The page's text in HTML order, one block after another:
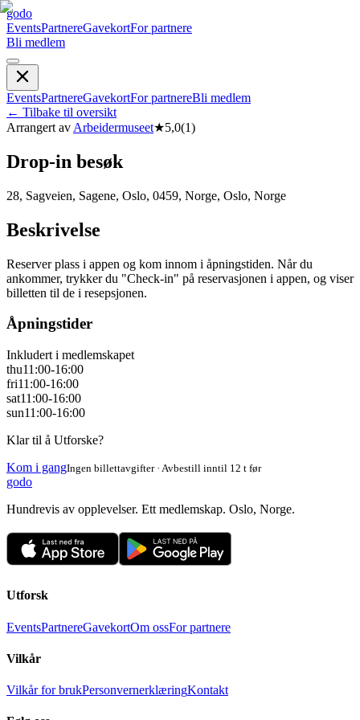
godo
EventsPartnereGavekortFor partnere
Bli medlem
EventsPartnereGavekortFor partnereBli medlem
← Tilbake til oversikt
Arrangert av Arbeidermuseet★5,0(1)
Drop-in besøk
28, Sagveien, Sagene, Oslo, 0459, Norge, Oslo, Norge
Beskrivelse
Reserver plass i appen og kom innom i åpningstiden. Når du
ankommer, trykker du "Check-in" på reservasjonen i appen, og viser
billetten til de i resepsjonen.
Åpningstider
Inkludert i medlemskapet
thu11:00-16:00
fri11:00-16:00
sat11:00-16:00
sun11:00-16:00
Klar til å Utforske?
Kom i gangIngen billettavgifter · Avbestill inntil 12 t før
godo
Hundrevis av opplevelser. Ett medlemskap. Oslo, Norge.
Utforsk
EventsPartnereGavekortOm ossFor partnere
Vilkår
Vilkår for brukPersonvernerklæringKontakt